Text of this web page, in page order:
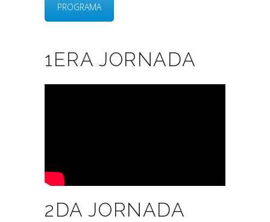
PROGRAMA
1ERA JORNADA
2DA JORNADA